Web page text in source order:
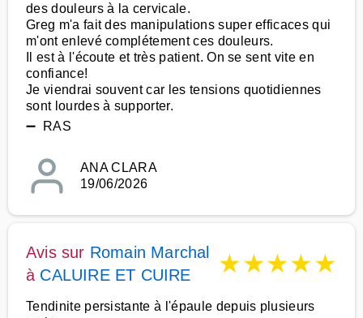
des douleurs à la cervicale.
Greg m'a fait des manipulations super efficaces qui
m'ont enlevé complétement ces douleurs.
Il est à l'écoute et très patient. On se sent vite en
confiance!
Je viendrai souvent car les tensions quotidiennes
sont lourdes à supporter.
➖ RAS
ANA CLARA
19/06/2026
Avis sur Romain Marchal
à CALUIRE ET CUIRE ★★★★★
Tendinite persistante à l'épaule depuis plusieurs